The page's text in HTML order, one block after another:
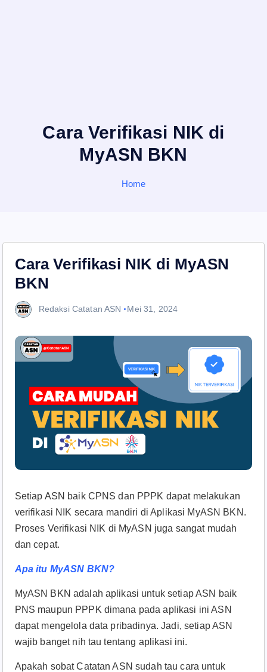
Cara Verifikasi NIK di
MyASN BKN
Home
Cara Verifikasi NIK di MyASN
BKN
Redaksi Catatan ASN Mei 31, 2024
Setiap ASN baik CPNS dan PPPK dapat melakukan
verifikasi NIK secara mandiri di Aplikasi MyASN BKN.
Proses Verifikasi NIK di MyASN juga sangat mudah
dan cepat.
Apa itu MyASN BKN?
MyASN BKN adalah aplikasi untuk setiap ASN baik
PNS maupun PPPK dimana pada aplikasi ini ASN
dapat mengelola data pribadinya. Jadi, setiap ASN
wajib banget nih tau tentang aplikasi ini.
Apakah sobat Catatan ASN sudah tau cara untuk